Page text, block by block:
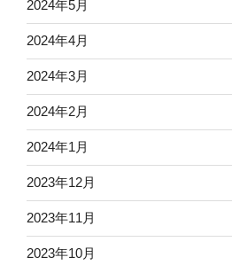
2024年5月
2024年4月
2024年3月
2024年2月
2024年1月
2023年12月
2023年11月
2023年10月